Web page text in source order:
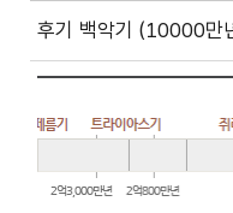
후기 백악기 (10000만